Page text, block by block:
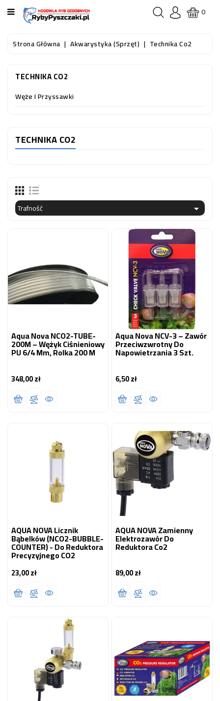
KATEGORIA
STRONA
RYBY
OCZKA
WODNEGO
AKWARYSTYKA
(SPRZĘT)
KONTAKT
Z
NAMI
0
Strona Główna Akwarystyka (sprzęt) Technika Co2
TECHNIKA CO2
Węże I Przyssawki
TECHNIKA CO2
Trafność 
Aqua Nova NCO2-TUBE-
200M – Wężyk Ciśnieniowy
PU 6/4 Mm, Rolka 200 M
348,00 złCena
Aqua Nova NCV-3 – Zawór
Przeciwzwrotny Do
Napowietrzania 3 Szt.
6,50 złCena
AQUA NOVA Licznik
Bąbelków (NCO2-BUBBLE-
COUNTER) - Do Reduktora
Precyzyjnego CO2
23,00 złCena
AQUA NOVA Zamienny
Elektrozawór Do
Reduktora Co2
89,00 złCena